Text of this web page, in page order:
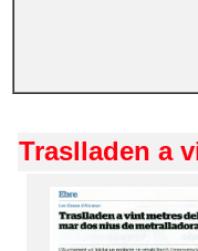
Traslladen a